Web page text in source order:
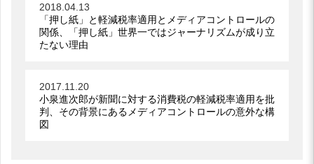
2018.04.13
「押し紙」と軽減税率適用とメディアコントロールの
関係、「押し紙」世界一ではジャーナリズムが成り立
たない理由
2017.11.20
小泉進次郎が新聞に対する消費税の軽減税率適用を批
判、その背景にあるメディアコントロールの意外な構
図